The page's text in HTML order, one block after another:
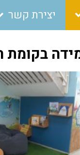
יצירת קשר
בקומת